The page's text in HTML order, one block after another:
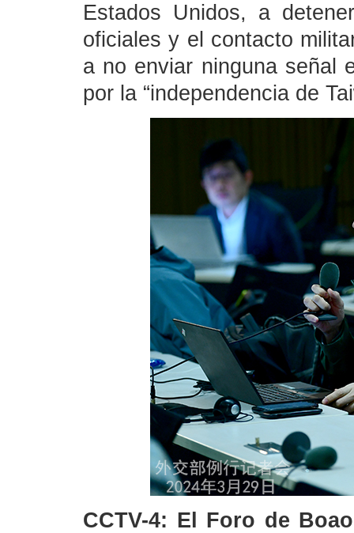
Estados Unidos, a
oficiales y el contacto
a no enviar ninguna señal
por la “independencia de
CCTV-4: El Foro de